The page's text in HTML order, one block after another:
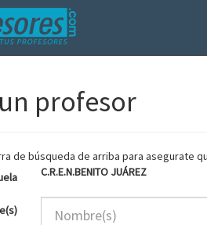
profesor
de búsqueda de arriba para asegurate
C.R.E.N.BENITO JUÁREZ